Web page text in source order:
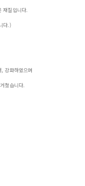
재질입니다.
다.)
강화하였으며
쳤습니다.